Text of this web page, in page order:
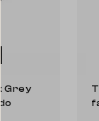
Grey